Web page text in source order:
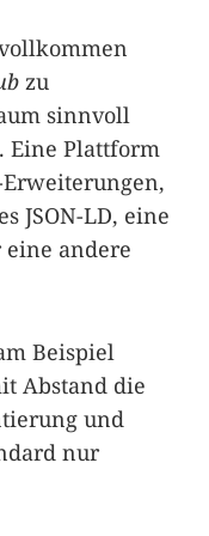
zu
sinnvoll
Plattform
JSON-LD, eine
andere
Beispiel
Abstand die
und
nur